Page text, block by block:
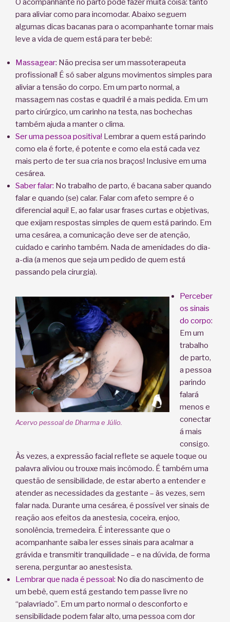
O acompanhante no parto pode fazer muita coisa: tanto
para aliviar como para incomodar. Abaixo seguem
algumas dicas bacanas para o acompanhante tornar mais
leve a vida de quem está para ter bebê:
Massagear: Não precisa ser um massoterapeuta
profissional! É só saber alguns movimentos simples para
aliviar a tensão do corpo. Em um parto normal, a
massagem nas costas e quadril é a mais pedida. Em um
parto cirúrgico, um carinho na testa, nas bochechas
também ajuda a manter o clima.
Ser uma pessoa positiva! Lembrar a quem está parindo
como ela é forte, é potente e como ela está cada vez
mais perto de ter sua cria nos braços! Inclusive em uma
cesárea.
Saber falar: No trabalho de parto, é bacana saber quando
falar e quando (se) calar. Falar com afeto sempre é o
diferencial aqui! E, ao falar usar frases curtas e objetivas,
que exijam respostas simples de quem está parindo. Em
uma cesárea, a comunicação deve ser de atenção,
cuidado e carinho também. Nada de amenidades do dia-
a-dia (a menos que seja um pedido de quem está
passando pela cirurgia).
Acervo pessoal de Dharma e Júlio.
Perceber
os sinais
do corpo:
Em um
trabalho
de parto,
a pessoa
parindo
falará
menos e
conectar
á mais
consigo.
Às vezes, a expressão facial reflete se aquele toque ou
palavra aliviou ou trouxe mais incômodo. É também uma
questão de sensibilidade, de estar aberto a entender e
atender as necessidades da gestante – às vezes, sem
falar nada. Durante uma cesárea, é possível ver sinais de
reação aos efeitos da anestesia, coceira, enjoo,
sonolência, tremedeira. É interessante que o
acompanhante saiba ler esses sinais para acalmar a
grávida e transmitir tranquilidade – e na dúvida, de forma
serena, perguntar ao anestesista.
Lembrar que nada é pessoal: No dia do nascimento de
um bebê, quem está gestando tem passe livre no
“palavriado”. Em um parto normal o desconforto e
sensibilidade podem falar alto, uma pessoa com dor